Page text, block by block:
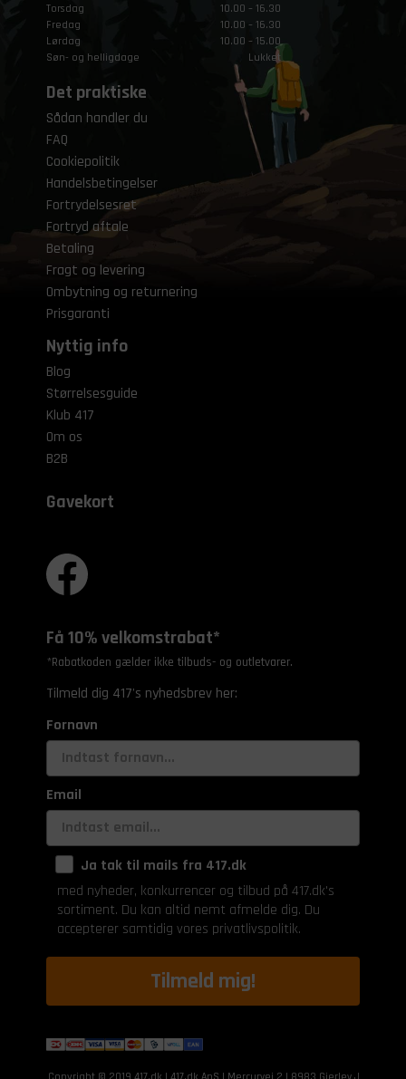
Torsdag
10.00 – 16.30
Fredag
10.00 – 16.30
Lørdag
10.00 – 15.00
Søn- og helligdage
Lukket
Det praktiske
Sådan handler du
FAQ
Cookiepolitik
Handelsbetingelser
Fortrydelsesret
Fortryd aftale
Betaling
Fragt og levering
Ombytning og returnering
Prisgaranti
Nyttig info
Blog
Størrelsesguide
Klub 417
Om os
B2B
Gavekort
Få 10% velkomstrabat*
*Rabatkoden gælder ikke tilbuds- og outletvarer.
Tilmeld dig 417's nyhedsbrev her:
Fornavn
Email
Ja tak til mails fra 417.dk
med nyheder, konkurrencer og tilbud på 417.dk's
sortiment. Du kan altid nemt afmelde dig. Du
accepterer samtidig vores privatlivspolitik.
Tilmeld mig!